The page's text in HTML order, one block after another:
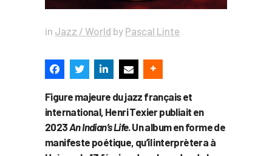
in Jazz / World by Pascal Linte
Figure majeure du jazz français et
international, Henri Texier publiait en
2023 An Indian’s Life. Un album en forme de
manifeste poétique, qu’il interprètera à